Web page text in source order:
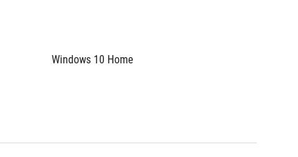
Windows 10 Home